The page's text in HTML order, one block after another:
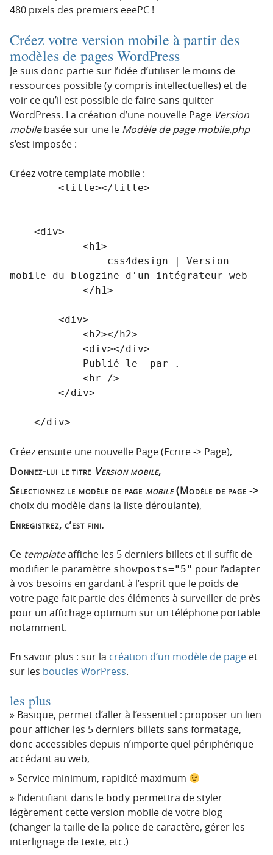
480 pixels des premiers eeePC !
Créez votre version mobile à partir des
modèles de pages WordPress
Je suis donc partie sur l’idée d’utiliser le moins de
ressources possible (y compris intellectuelles) et de
voir ce qu’il est possible de faire sans quitter
WordPress. La création d’une nouvelle Page Version
mobilebasée sur une le Modèle de page mobile.php
s’est imposée :
Créez votre template mobile :
mobile du blogzine d'un intégrateur web
Créez ensuite une nouvelle Page (Ecrire -> Page),
Donnez-lui le titre Version mobile,
Sélectionnez le modèle de page mobile(Modèle de page ->
choix du modèle dans la liste déroulante),
Enregistrez, c’est fini.
Ce templateaffiche les 5 derniers billets et il suffit de
modifier le paramètre showposts="5" pour l’adapter
à vos besoins en gardant à l’esprit que le poids de
votre page fait partie des éléments à surveiller de près
pour un affichage optimum sur un téléphone portable
notamment.
En savoir plus : sur la création d’un modèle de page et
sur les boucles WorPress.
les plus
Basique, permet d’aller à l’essentiel : proposer un lien
pour afficher les 5 derniers billets sans formatage,
donc accessibles depuis n’importe quel périphérique
accédant au web,
Service minimum, rapidité maximum
l’identifiant dans le body permettra de styler
légèrement cette version mobile de votre blog
(changer la taille de la police de caractère, gérer les
interlignage de texte, etc.)